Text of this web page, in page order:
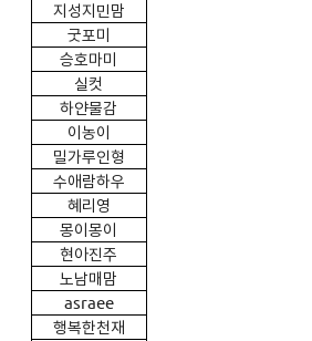
지성지민맘
굿포미
승호마미
실컷
하얀물감
이농이
밀가루인형
수애람하우
혜리영
몽이몽이
현아진주
노남매맘
asraee
행복한천재